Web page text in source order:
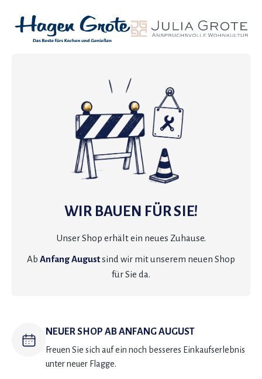
WIR BAUEN FÜR SIE!
Unser Shop erhält ein neues Zuhause.
Ab Anfang Augustsind wir mit unserem neuen Shop
für Sie da.
NEUER SHOP AB ANFANG AUGUST
Freuen Sie sich auf ein noch besseres Einkaufserlebnis
unter neuer Flagge.